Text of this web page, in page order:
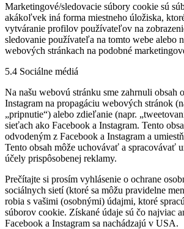
Marketingové/sledovacie súbory cookie sú
akákoľvek iná forma miestneho úložiska,
vytváranie profilov používateľov na
sledovanie používateľa na tomto webe alebo
webových stránkach na podobné
5.4 Sociálne médiá
Na našu webovú stránku sme zahrnuli obsah
Instagram na propagáciu webových stránok
„pripnutie“) alebo zdieľanie (napr.
sieťach ako Facebook a Instagram. Tento
odvodeným z Facebook a Instagram a
Tento obsah môže uchovávať a spracovávať
účely prispôsobenej reklamy.
Prečítajte si prosím vyhlásenie o ochrane
sociálnych sietí (ktoré sa môžu pravidelne
robia s vašimi (osobnými) údajmi, ktoré
súborov cookie. Získané údaje sú čo najviac
Facebook a Instagram sa nachádzajú v USA.